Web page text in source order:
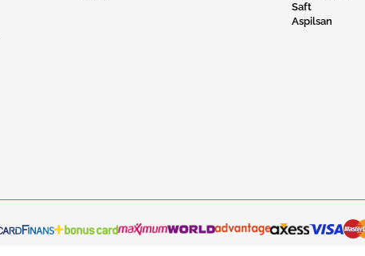
Saft
Aspilsan